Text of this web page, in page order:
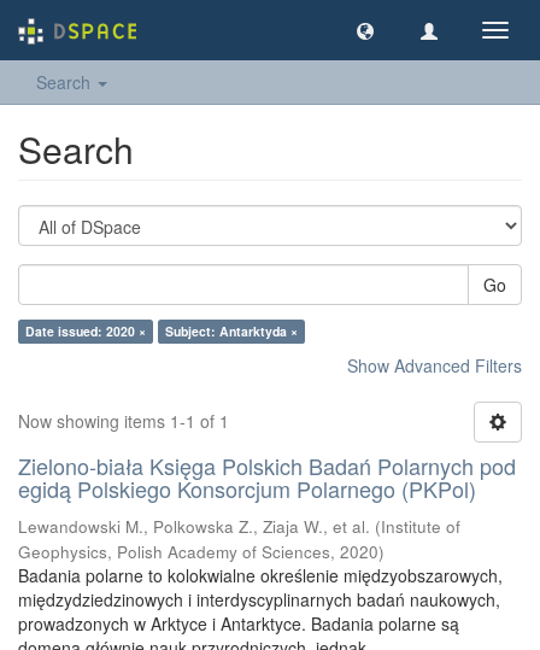
Search
Search
Go
Date issued: 2020 × Subject: Antarktyda ×
Show Advanced Filters
Now showing items 1-1 of 1
Zielono-biała Księga Polskich Badań Polarnych pod
egidą Polskiego Konsorcjum Polarnego (PKPol)
Lewandowski M., Polkowska Z., Ziaja W., et al. (Institute of
Geophysics, Polish Academy of Sciences, 2020)
Badania polarne to kolokwialne określenie międzyobszarowych,
międzydziedzinowych i interdyscyplinarnych badań naukowych,
prowadzonych w Arktyce i Antarktyce. Badania polarne są